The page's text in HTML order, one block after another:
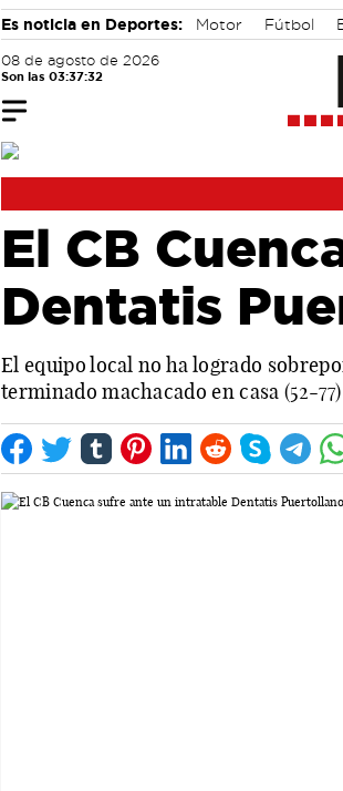
Es noticia en Deportes: Motor Fútbol
08 de agosto de 2026
Son las 03:37:32
El CB
Dentatis
El equipo local no ha logrado
terminado machacado en casa (52-77)